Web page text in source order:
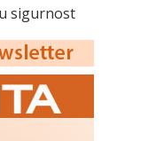
sigurnost